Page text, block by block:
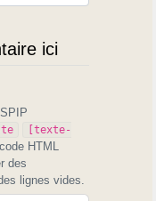
ici
[texte-
HTML
des
lignes vides.